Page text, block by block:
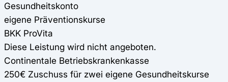
Gesundheitskonto
eigene Präventionskurse
BKK ProVita
Diese Leistung wird nicht angeboten.
Continentale Betriebskrankenkasse
250€ Zuschuss für zwei eigene Gesundheitskurse